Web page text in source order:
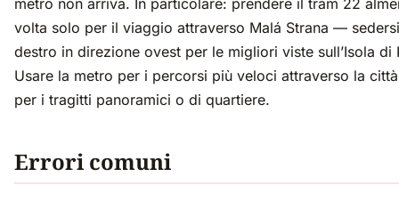
metro non arriva. In particolare: prendere il tram 22
volta solo per il viaggio attraverso Malá Strana —
destro in direzione ovest per le migliori viste sull’Isola di
Usare la metro per i percorsi più veloci attraverso la
per i tragitti panoramici o di quartiere.
Errori comuni